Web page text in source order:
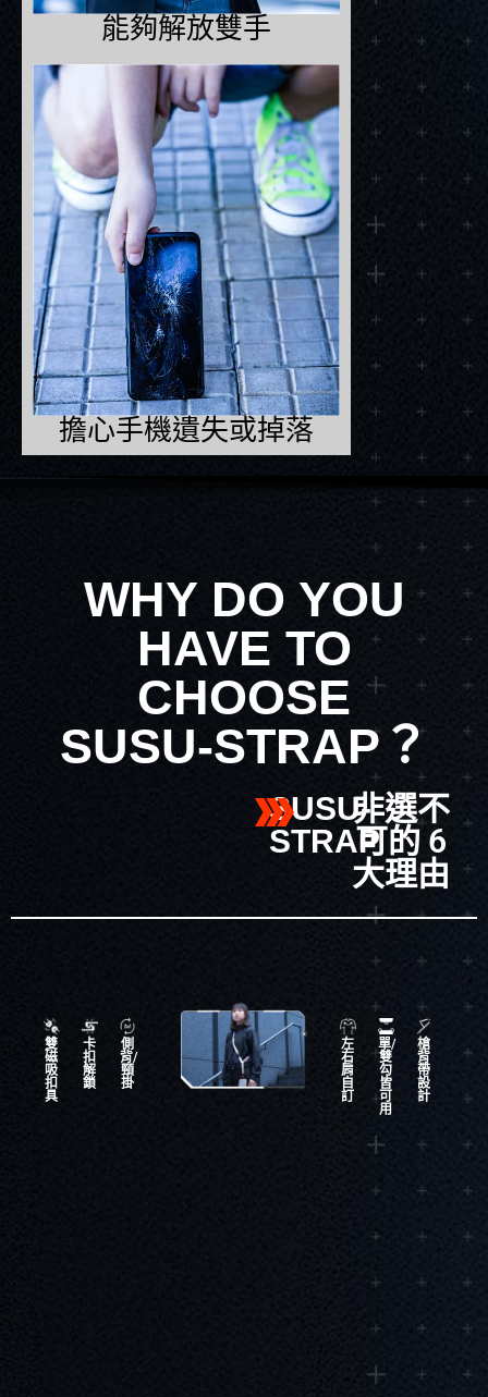
能夠解放雙手
擔心手機遺失或掉落
WHY DO YOU
HAVE TO
CHOOSE
SUSU-STRAP？
非選不
可的 6
大理由
SUSU-
STRAP
雙
磁
吸
扣
具
卡
扣
解
鎖
側
背/
頸
掛
左
右
肩
自
訂
單/
雙
勾
皆
可
用
槍
背
帶
設
計